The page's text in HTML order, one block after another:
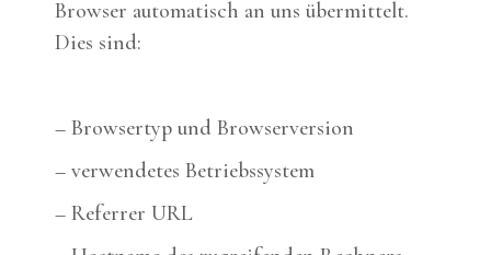
Browser automatisch an uns übermittelt.
Dies sind:
– Browsertyp und Browserversion
– verwendetes Betriebssystem
– Referrer URL